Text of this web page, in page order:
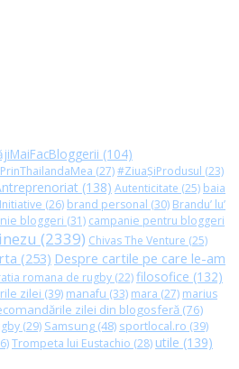
(104)
(27)#ZiuaȘiProdusul (23)
(138) Autenticitate (25) baia
(26) brand personal (30) Brandu’ lu’
bloggeri (31) campanie pentru bloggeri
(2339) Chivas The Venture (25)
(253) Despre cartile pe care le-am
romana de rugby (22)filosofice (132)
zilei (39) manafu (33) mara (27) marius
zilei din blogosferă (76)
(29) Samsung (48) sportlocal.ro (39)
Trompeta lui Eustachio (28) utile (139)